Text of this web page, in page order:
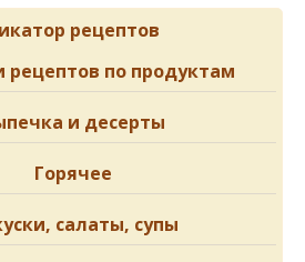
рецептов
рецептов по продуктам
и десерты
Горячее
салаты, супы